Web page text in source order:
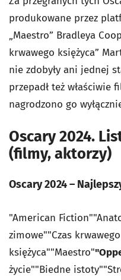
produkowane przez
„Maestro” Bradleya
krwawego księżyca”
nie zdobyły ani jednej
przepadł też właściwie
nagrodzono go
Oscary 2024.
(filmy, aktorzy)
Oscary 2024 –
"American
zimowe""Czas krwawego
księżyca""Maestro"
życie""Biedne